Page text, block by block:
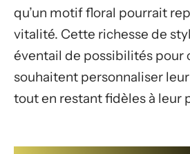
qu’un motif floral pourrait
vitalité. Cette richesse de
éventail de possibilités pour
souhaitent personnaliser
tout en restant fidèles à leur